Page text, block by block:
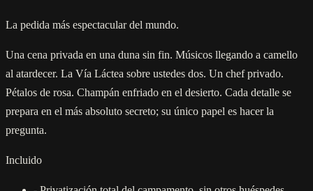
La pedida más espectacular del mundo.
Una cena privada en una duna sin fin. Músicos llegando a camello
al atardecer. La Vía Láctea sobre ustedes dos. Un chef privado.
Pétalos de rosa. Champán enfriado en el desierto. Cada detalle se
prepara en el más absoluto secreto; su único papel es hacer la
pregunta.
Incluido